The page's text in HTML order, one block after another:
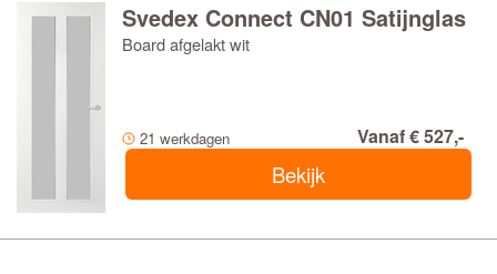
Svedex Connect CN01 Satijnglas
Board afgelakt wit
21 werkdagen Vanaf € 527,-
Bekijk